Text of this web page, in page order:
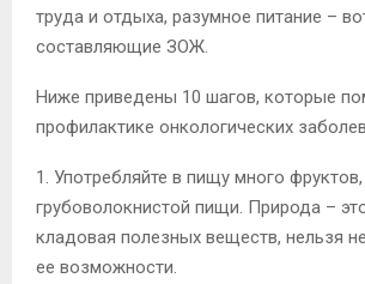
труда и отдыха, разумное питание –
составляющие ЗОЖ.
Ниже приведены 10 шагов, которые
профилактике онкологических
1. Употребляйте в пищу много
грубоволокнистой пищи. Природа –
кладовая полезных веществ, нельзя
ее возможности.